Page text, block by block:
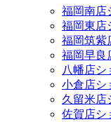
福岡南店
福岡東店
福岡筑紫
福岡早良
八幡店シ
小倉店シ
久留米店
佐賀店シ